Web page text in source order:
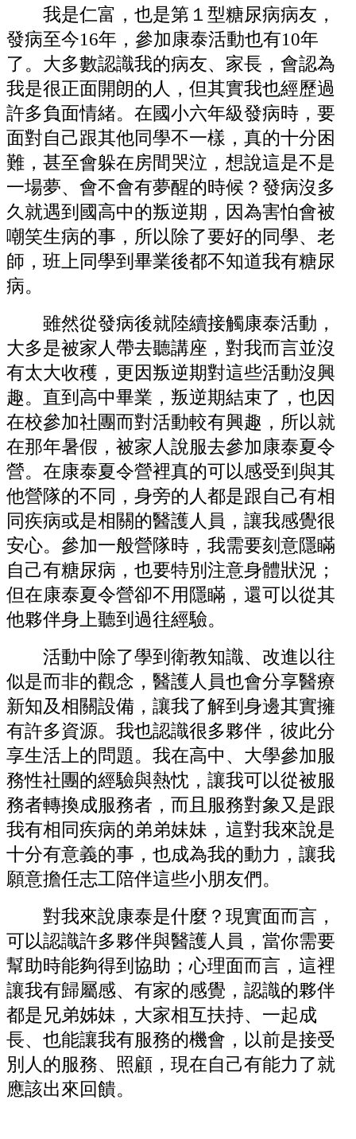
我是仁富，也是第１型糖尿病病友，
發病至今16年，參加康泰活動也有10年
了。大多數認識我的病友、家長，會認為
我是很正面開朗的人，但其實我也經歷過
許多負面情緒。在國小六年級發病時，要
面對自己跟其他同學不一樣，真的十分困
難，甚至會躲在房間哭泣，想說這是不是
一場夢、會不會有夢醒的時候？發病沒多
久就遇到國高中的叛逆期，因為害怕會被
嘲笑生病的事，所以除了要好的同學、老
師，班上同學到畢業後都不知道我有糖尿
病。
雖然從發病後就陸續接觸康泰活動，
大多是被家人帶去聽講座，對我而言並沒
有太大收穫，更因叛逆期對這些活動沒興
趣。直到高中畢業，叛逆期結束了，也因
在校參加社團而對活動較有興趣，所以就
在那年暑假，被家人說服去參加康泰夏令
營。在康泰夏令營裡真的可以感受到與其
他營隊的不同，身旁的人都是跟自己有相
同疾病或是相關的醫護人員，讓我感覺很
安心。參加一般營隊時，我需要刻意隱瞞
自己有糖尿病，也要特別注意身體狀況；
但在康泰夏令營卻不用隱瞞，還可以從其
他夥伴身上聽到過往經驗。
活動中除了學到衛教知識、改進以往
似是而非的觀念，醫護人員也會分享醫療
新知及相關設備，讓我了解到身邊其實擁
有許多資源。我也認識很多夥伴，彼此分
享生活上的問題。我在高中、大學參加服
務性社團的經驗與熱忱，讓我可以從被服
務者轉換成服務者，而且服務對象又是跟
我有相同疾病的弟弟妹妹，這對我來說是
十分有意義的事，也成為我的動力，讓我
願意擔任志工陪伴這些小朋友們。
對我來說康泰是什麼？現實面而言，
可以認識許多夥伴與醫護人員，當你需要
幫助時能夠得到協助；心理面而言，這裡
讓我有歸屬感、有家的感覺，認識的夥伴
都是兄弟姊妹，大家相互扶持、一起成
長、也能讓我有服務的機會，以前是接受
別人的服務、照顧，現在自己有能力了就
應該出來回饋。